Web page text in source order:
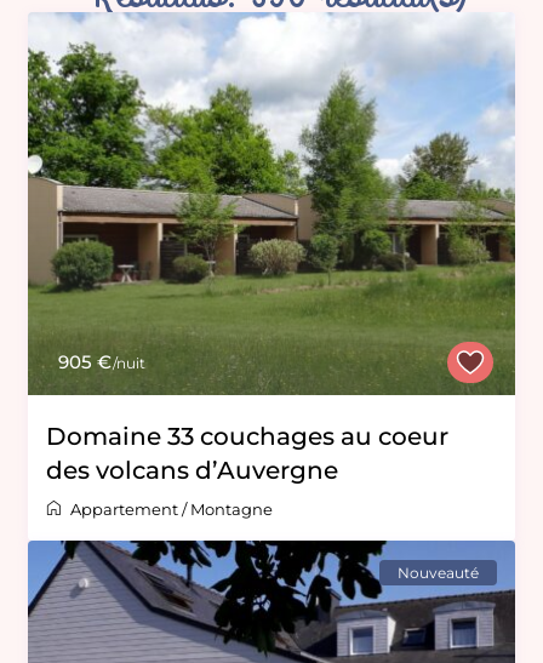
905 €/nuit
Domaine 33 couchages au coeur
des volcans d’Auvergne
Appartement/Montagne
Nouveauté